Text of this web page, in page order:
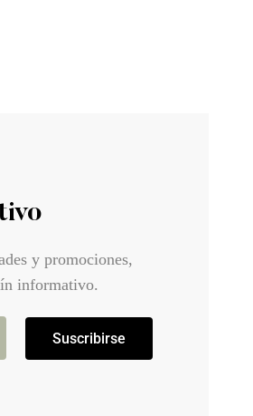
y promociones,
informativo.
Suscribirse